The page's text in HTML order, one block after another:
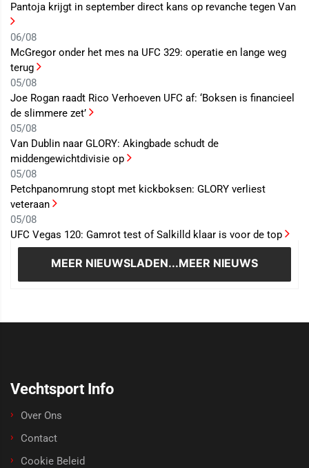
Pantoja krijgt in september direct kans op revanche tegen Van
06/08
McGregor onder het mes na UFC 329: operatie en lange weg
terug
05/08
Joe Rogan raadt Rico Verhoeven UFC af: ‘Boksen is financieel
de slimmere zet’
05/08
Van Dublin naar GLORY: Akingbade schudt de
middengewichtdivisie op
05/08
Petchpanomrung stopt met kickboksen: GLORY verliest
veteraan
05/08
UFC Vegas 120: Gamrot test of Salkilld klaar is voor de top
MEER NIEUWSLADEN...MEER NIEUWS
Vechtsport Info
Over Ons
Contact
Cookie Beleid